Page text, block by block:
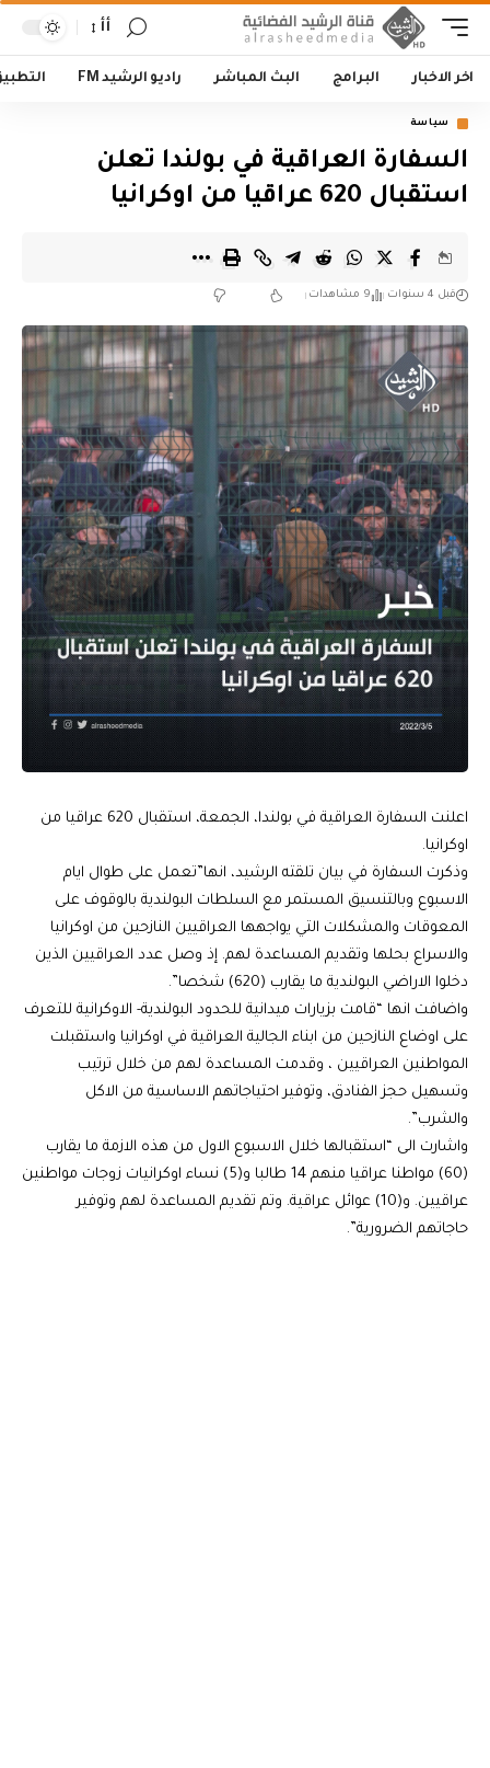
أأ
اخر الاخبار البرامج البث المباشر راديو الرشيد FM
سياسة
السفارة العراقية في بولندا تعلن
استقبال 620 عراقيا من اوكرانيا
قبل 4 سنوات 9 مشاهدات
اعلنت السفارة العراقية في بولندا، الجمعة، استقبال 620 عراقيا من
اوكرانيا.
وذكرت السفارة في بيان تلقته الرشيد، انها”تعمل على طوال ايام
الاسبوع وبالتنسيق المستمر مع السلطات البولندية بالوقوف على
المعوقات والمشكلات التي يواجهها العراقيين النازحين من اوكرانيا
والاسراع بحلها وتقديم المساعدة لهم. إذ وصل عدد العراقيين الذين
دخلوا الاراضي البولندية ما يقارب (620) شخصا”.
واضافت انها “قامت بزيارات ميدانية للحدود البولندية- الاوكرانية للتعرف
على اوضاع النازحين من ابناء الجالية العراقية في اوكرانيا واستقبلت
المواطنين العراقيين ، وقدمت المساعدة لهم من خلال ترتيب
وتسهيل حجز الفنادق، وتوفير احتياجاتهم الاساسية من الاكل
والشرب”.
واشارت الى “استقبالها خلال الاسبوع الاول من هذه الازمة ما يقارب
(60) مواطنا عراقيا منهم 14 طالبا و(5) نساء اوكرانيات زوجات مواطنين
عراقيين. و(10) عوائل عراقية. وتم تقديم المساعدة لهم وتوفير
حاجاتهم الضرورية”.